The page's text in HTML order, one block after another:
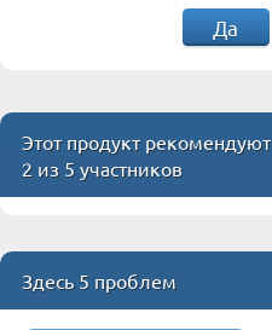
Да
Этот продукт рекомендуют
2 из 5 участников
Здесь 5 проблем